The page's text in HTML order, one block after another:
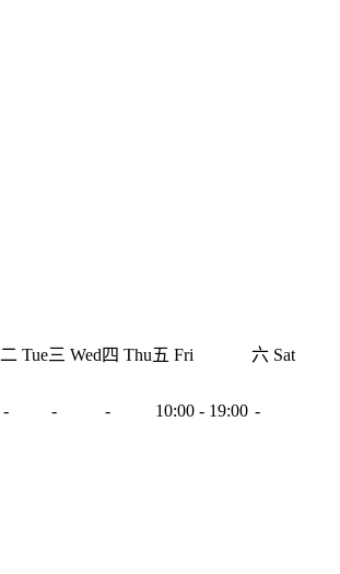
二 Tue三 Wed四 Thu五 Fri 六 Sat
- - - 10:00 - 19:00 -